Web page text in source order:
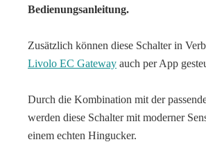
Bedienungsanleitung.
Zusätzlich können diese Schalter in
Livolo EC Gateway auch per App
Durch die Kombination mit der
werden diese Schalter mit moderner
einem echten Hingucker.